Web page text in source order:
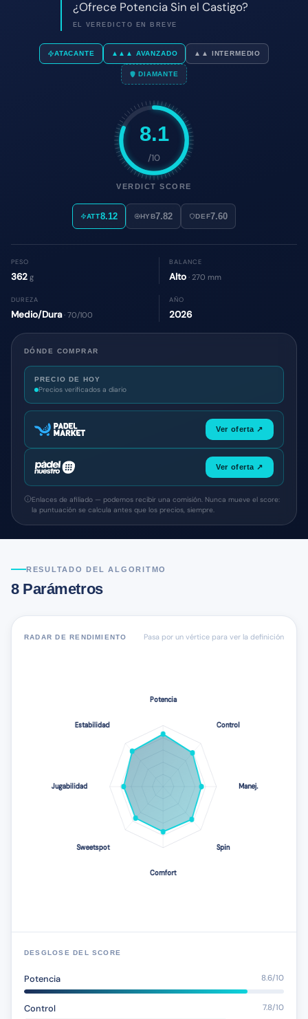
8.1
/10
VERDICT SCORE
ATT8.12 HYB7.82 DEF7.60
PESO
362 g
BALANCE
Alto · 270 mm
DUREZA
Medio/Dura· 70/100
AÑO
2026
DÓNDE COMPRAR
PRECIO DE HOY
Precios verificados a diario
Ver oferta ↗
Ver oferta ↗
Enlaces de afiliado — podemos recibir una comisión. Nunca mueve el score:
la puntuación se calcula antes que los precios, siempre.
RESULTADO DEL ALGORITMO
8 Parámetros
RADAR DE RENDIMIENTO Pasa por un vértice para ver la definición
DESGLOSE DEL SCORE
Potencia 8.6/10
Control 7.8/10